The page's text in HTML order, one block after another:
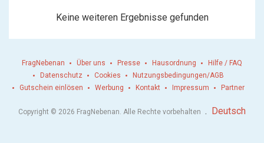
Keine weiteren Ergebnisse gefunden
FragNebenan Über uns Presse Hausordnung
Hilfe / FAQ
Datenschutz
Cookies
Nutzungsbedingungen/AGB
Gutschein einlösen
Werbung Kontakt Impressum Partner
Copyright © 2026 FragNebenan. Alle Rechte vorbehalten . Deutsch